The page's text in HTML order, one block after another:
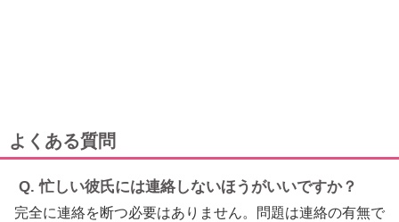
よくある質問
Q. 忙しい彼氏には連絡しないほうがいいですか？
完全に連絡を断つ必要はありません。問題は連絡の有無で